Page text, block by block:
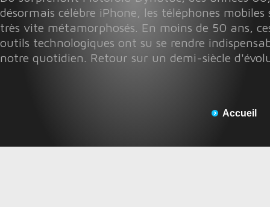
désormais célèbre iPhone, les téléphones mobiles
très vite métamorphosés. En moins de 50 ans,
outils technologiques ont su se rendre
notre quotidien. Retour sur un demi-siècle
Accueil